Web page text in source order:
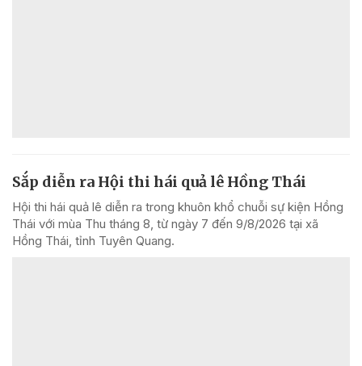
Sắp diễn ra Hội thi hái quả lê Hồng Thái
Hội thi hái quả lê diễn ra trong khuôn khổ chuỗi sự kiện Hồng
Thái với mùa Thu tháng 8, từ ngày 7 đến 9/8/2026 tại xã
Hồng Thái, tỉnh Tuyên Quang.